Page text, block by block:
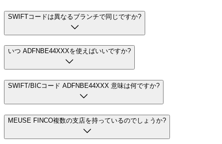
SWIFTコードは異なるブランチで同じですか?
いつ ADFNBE44XXXを使えばいいですか?
SWIFT/BICコード ADFNBE44XXX 意味は何ですか?
MEUSE FINCO複数の支店を持っているのでしょうか?